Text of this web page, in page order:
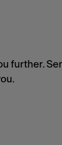
further.